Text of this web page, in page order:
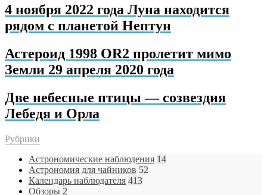
4 ноября 2022 года Луна находится
рядом с планетой Нептун
Астероид 1998 OR2 пролетит мимо
Земли 29 апреля 2020 года
Две небесные птицы — созвездия
Лебедя и Орла
Рубрики
Астрономические наблюдения 14
Астрономия для чайников 52
Календарь наблюдателя 413
Обзоры 2